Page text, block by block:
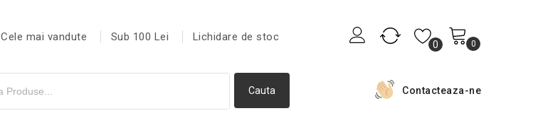
Cele mai vandute Sub 100 Lei Lichidare de stoc
0 0
Contacteaza-ne